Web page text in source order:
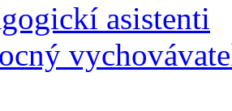
asistenti